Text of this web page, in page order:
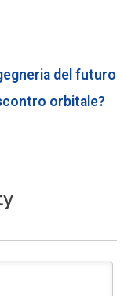
del futuro
orbitale?